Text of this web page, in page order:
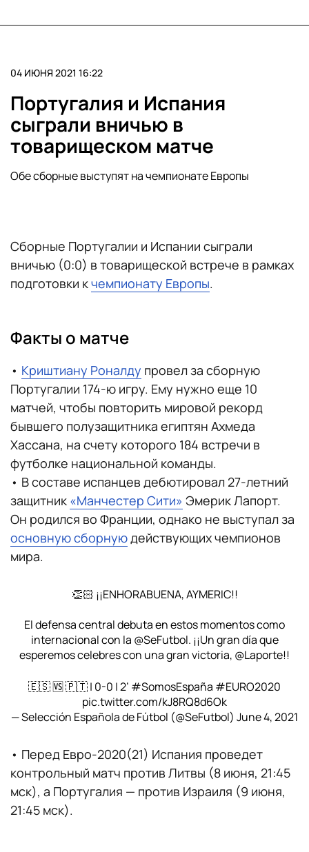
04 ИЮНЯ 2021 16:22
Португалия и Испания
сыграли вничью в
товарищеском матче
Обе сборные выступят на чемпионате Европы
Сборные Португалии и Испании сыграли
вничью (0:0) в товарищеской встрече в рамках
подготовки кчемпионату Европы.
Факты о матче
• Криштиану Роналду провел за сборную
Португалии 174-ю игру. Ему нужно еще 10
матчей, чтобы повторить мировой рекорд
бывшего полузащитника египтян Ахмеда
Хассана, на счету которого 184 встречи в
футболке национальной команды.
• В составе испанцев дебютировал 27-летний
защитник «Манчестер Сити» Эмерик Лапорт.
Он родился во Франции, однако не выступал за
основную сборнуюдействующих чемпионов
мира.
👏🏻 ¡¡ENHORABUENA, AYMERIC!!
El defensa central debuta en estos momentos como
internacional con la @SeFutbol. ¡¡Un gran día que
esperemos celebres con una gran victoria, @Laporte!!
🇪🇸 🆚 🇵🇹 | 0-0 | 2’ #SomosEspaña #EURO2020
pic.twitter.com/kJ8RQ8d6Ok
— Selección Española de Fútbol (@SeFutbol) June 4, 2021
• Перед Евро-2020(21) Испания проведет
контрольный матч против Литвы (8 июня, 21:45
мск), а Португалия — против Израиля (9 июня,
21:45 мск).